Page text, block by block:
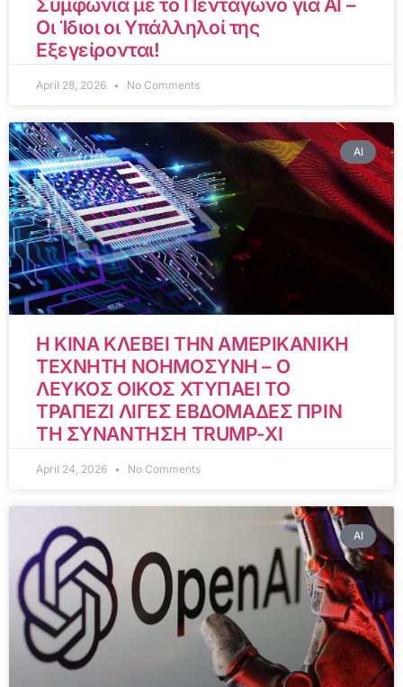
Συμφωνία με το Πεντάγωνο για AI –
Οι Ίδιοι οι Υπάλληλοί της
Εξεγείρονται!
April 28, 2026 No Comments
AI
Η ΚΙΝΑ ΚΛΕΒΕΙ ΤΗΝ ΑΜΕΡΙΚΑΝΙΚΗ
ΤΕΧΝΗΤΗ ΝΟΗΜΟΣΥΝΗ – Ο
ΛΕΥΚΟΣ ΟΙΚΟΣ ΧΤΥΠΑΕΙ ΤΟ
ΤΡΑΠΕΖΙ ΛΙΓΕΣ ΕΒΔΟΜΑΔΕΣ ΠΡΙΝ
ΤΗ ΣΥΝΑΝΤΗΣΗ TRUMP-XI
April 24, 2026 No Comments
AI